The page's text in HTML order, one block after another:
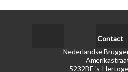
Contact
Nederlandse
5232BE 's-